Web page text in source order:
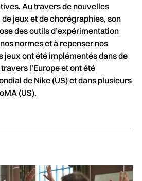
Au travers de nouvelles
jeux et de chorégraphies, son
des outils d’expérimentation
normes et à repenser nos
jeux ont été implémentés dans de
l’Europe et ont été
de Nike (US) et dans plusieurs
(US).